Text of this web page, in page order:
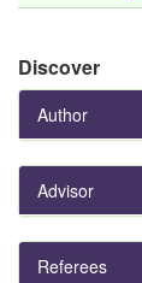
Discover
Author
Advisor
Referees